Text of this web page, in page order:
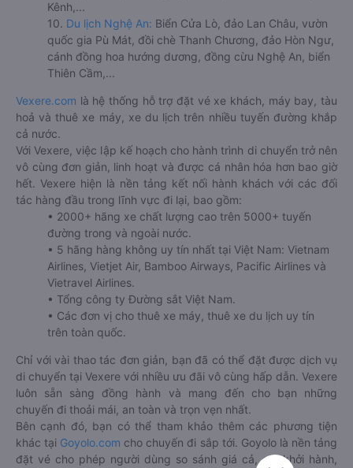
Kênh,...
10. Du lịch Nghệ An: Biển Cửa Lò, đảo Lan Châu, vườn
quốc gia Pù Mát, đồi chè Thanh Chương, đảo Hòn Ngư,
cánh đồng hoa hướng dương, đồng cừu Nghệ An, biển
Thiên Cầm,...
Vexere.com là hệ thống hỗ trợ đặt vé xe khách, máy bay, tàu
hoả và thuê xe máy, xe du lịch trên nhiều tuyến đường khắp
cả nước.
Với Vexere, việc lập kế hoạch cho hành trình di chuyển trở nên
vô cùng đơn giản, linh hoạt và được cá nhân hóa hơn bao giờ
hết. Vexere hiện là nền tảng kết nối hành khách với các đối
tác hàng đầu trong lĩnh vực đi lại, bao gồm:
• 2000+ hãng xe chất lượng cao trên 5000+ tuyến
đường trong và ngoài nước.
• 5 hãng hàng không uy tín nhất tại Việt Nam: Vietnam
Airlines, Vietjet Air, Bamboo Airways, Pacific Airlines và
Vietravel Airlines.
• Tổng công ty Đường sắt Việt Nam.
• Các đơn vị cho thuê xe máy, thuê xe du lịch uy tín
trên toàn quốc.
Chỉ với vài thao tác đơn giản, bạn đã có thể đặt được dịch vụ
di chuyển tại Vexere với nhiều ưu đãi vô cùng hấp dẫn. Vexere
luôn sẵn sàng đồng hành và mang đến cho bạn những
chuyến đi thoải mái, an toàn và trọn vẹn nhất.
Bên cạnh đó, bạn có thể tham khảo thêm các phương tiện
khác tại Goyolo.com cho chuyến đi sắp tới. Goyolo là nền tảng
đặt vé cho phép người dùng so sánh giá cả, giờ khởi hành,